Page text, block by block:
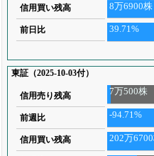
信用買い残高 8万6900株
前日比 39.71%
東証（2025-10-03付）
信用売り残高 7万500株
前週比 -94.71%
信用買い残高 202万